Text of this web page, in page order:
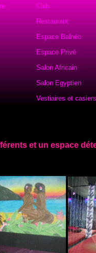
Club
Restaurant
Espace Balnéo
Espace Privé
Salon Africain
Salon Egyptien
Vestiaires et casiers
et un espace